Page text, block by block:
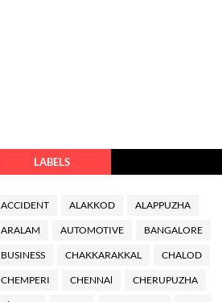
LABELS
ACCIDENT ALAKKOD ALAPPUZHA
ARALAM AUTOMOTIVE BANGALORE
BUSINESS CHAKKARAKKAL CHALOD
CHEMPERI CHENNAl CHERUPUZHA